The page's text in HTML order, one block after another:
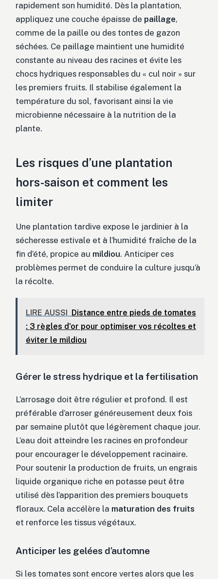
rapidement son humidité. Dès la plantation,
appliquez une couche épaisse de paillage,
comme de la paille ou des tontes de gazon
séchées. Ce paillage maintient une humidité
constante au niveau des racines et évite les
chocs hydriques responsables du « cul noir » sur
les premiers fruits. Il stabilise également la
température du sol, favorisant ainsi la vie
microbienne nécessaire à la nutrition de la
plante.
Les risques d’une plantation
hors-saison et comment les
limiter
Une plantation tardive expose le jardinier à la
sécheresse estivale et à l’humidité fraîche de la
fin d’été, propice au mildiou. Anticiper ces
problèmes permet de conduire la culture jusqu’à
la récolte.
LIRE AUSSI
Distance entre pieds de tomates
: 3 règles d'or pour optimiser vos récoltes et
éviter le mildiou
Gérer le stress hydrique et la fertilisation
L’arrosage doit être régulier et profond. Il est
préférable d’arroser généreusement deux fois
par semaine plutôt que légèrement chaque jour.
L’eau doit atteindre les racines en profondeur
pour encourager le développement racinaire.
Pour soutenir la production de fruits, un engrais
liquide organique riche en potasse peut être
utilisé dès l’apparition des premiers bouquets
floraux. Cela accélère la maturation des fruits
et renforce les tissus végétaux.
Anticiper les gelées d’automne
Si les tomates sont encore vertes alors que les